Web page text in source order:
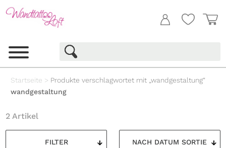
Startseite > Produkte verschlagwortet mit „wandgestaltung“
wandgestaltung
FILTER
2 Artikel